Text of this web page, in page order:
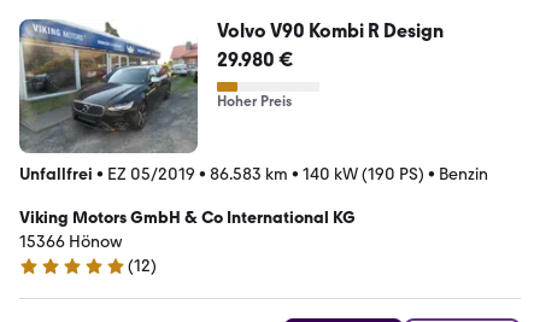
Volvo V90 Kombi R Design
29.980 €
Hoher Preis
Unfallfrei • EZ 05/2019 • 86.583 km • 140 kW (190 PS) • Benzin
Viking Motors GmbH & Co International KG
15366 Hönow
5 Sterne
(12)